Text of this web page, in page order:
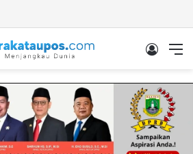
Log In